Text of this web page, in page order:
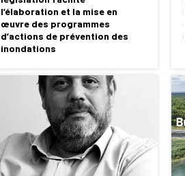
l’élaboration et la mise en
œuvre des programmes
d’actions de prévention des
inondations